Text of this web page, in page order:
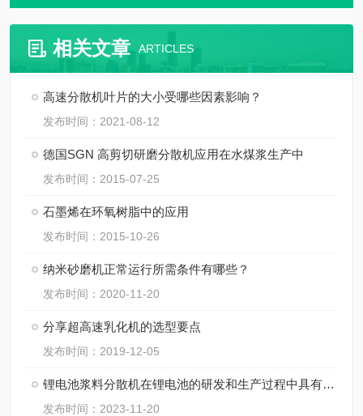
相关文章 ARTICLES
高速分散机叶片的大小受哪些因素影响？
发布时间：2021-08-12
德国SGN 高剪切研磨分散机应用在水煤浆生产中
发布时间：2015-07-25
石墨烯在环氧树脂中的应用
发布时间：2015-10-26
纳米砂磨机正常运行所需条件有哪些？
发布时间：2020-11-20
分享超高速乳化机的选型要点
发布时间：2019-12-05
锂电池浆料分散机在锂电池的研发和生产过程中具有非常重要的作用
发布时间：2023-11-20